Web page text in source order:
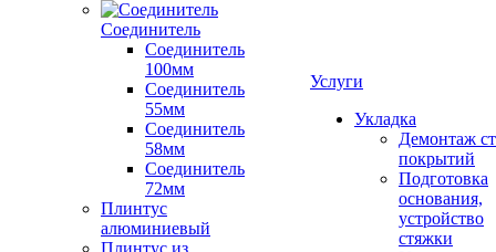
Соединитель
Соединитель
100мм
Соединитель
55мм
Соединитель
58мм
Соединитель
72мм
Плинтус
алюминиевый
Плинтус из
Услуги
Укладка
Демонтаж
покрытий
Подготовка
основания,
устройство
стяжки